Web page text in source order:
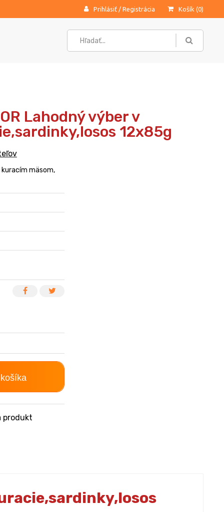
Prihlásiť / Registrácia Košík (0)
Lahodný výber v
12x85g
mäsom,
produkt